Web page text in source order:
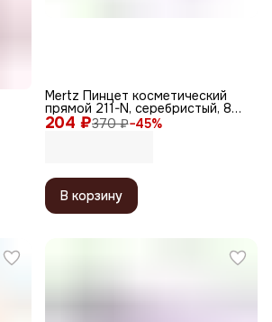
204 ₽370 ₽−45%
Mertz Пинцет косметический
прямой 211-N, серебристый, 8
см
В корзину